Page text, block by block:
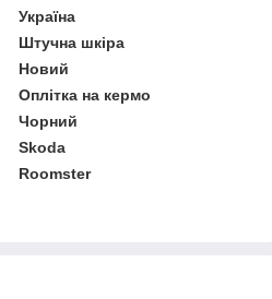
Україна
Штучна шкіра
Новий
Оплітка на кермо
Чорний
Skoda
Roomster